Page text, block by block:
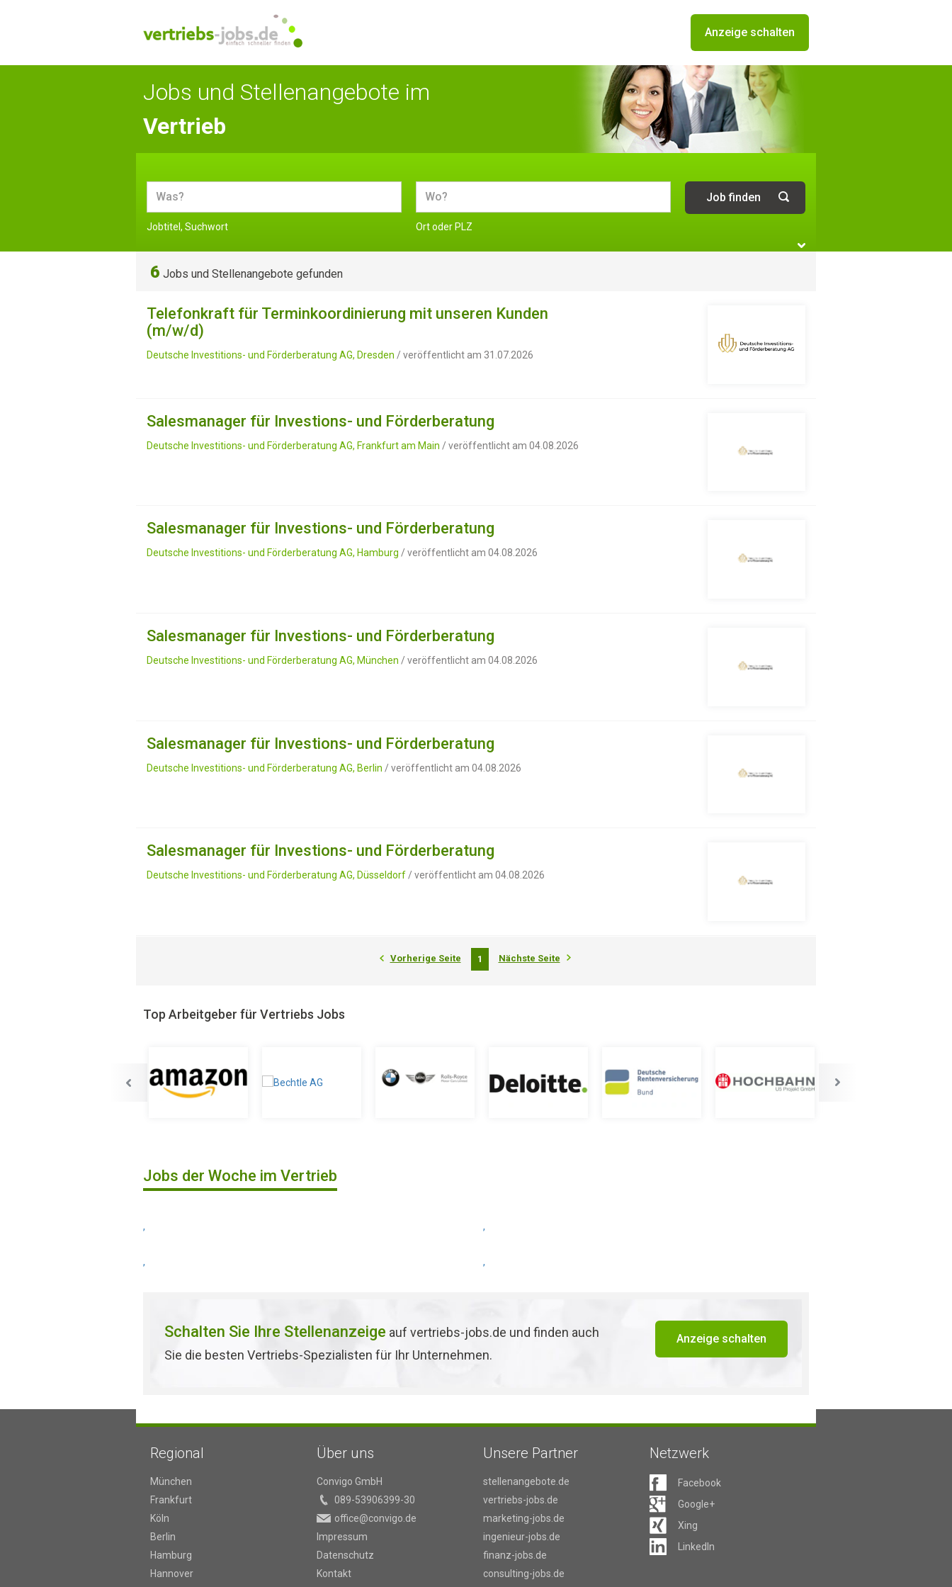
Anzeige schalten
Jobs und Stellenangebote im
Vertrieb
Jobtitel, Suchwort Ort oder PLZ
6 Jobs und Stellenangebote gefunden
Telefonkraft für Terminkoordinierung mit unseren Kunden
(m/w/d)
Deutsche Investitions- und Förderberatung AG, Dresden / veröffentlicht am 31.07.2026
Salesmanager für Investions- und Förderberatung
Deutsche Investitions- und Förderberatung AG, Frankfurt am Main / veröffentlicht am 04.08.2026
Salesmanager für Investions- und Förderberatung
Deutsche Investitions- und Förderberatung AG, Hamburg / veröffentlicht am 04.08.2026
Salesmanager für Investions- und Förderberatung
Deutsche Investitions- und Förderberatung AG, München / veröffentlicht am 04.08.2026
Salesmanager für Investions- und Förderberatung
Deutsche Investitions- und Förderberatung AG, Berlin / veröffentlicht am 04.08.2026
Salesmanager für Investions- und Förderberatung
Deutsche Investitions- und Förderberatung AG, Düsseldorf/ veröffentlicht am 04.08.2026
Vorherige Seite 1 Nächste Seite
Top Arbeitgeber für Vertriebs Jobs
Jobs der Woche im Vertrieb
, ,
, ,
Schalten Sie Ihre Stellenanzeige auf vertriebs-jobs.de und finden auch
Sie die besten Vertriebs-Spezialisten für Ihr Unternehmen.
Anzeige schalten
Regional
München
Frankfurt
Köln
Berlin
Hamburg
Hannover
Über uns
Convigo GmbH
089-53906399-30
office@convigo.de
Impressum
Datenschutz
Kontakt
Unsere Partner
stellenangebote.de
vertriebs-jobs.de
marketing-jobs.de
ingenieur-jobs.de
finanz-jobs.de
consulting-jobs.de
Netzwerk
Facebook
Google+
Xing
LinkedIn